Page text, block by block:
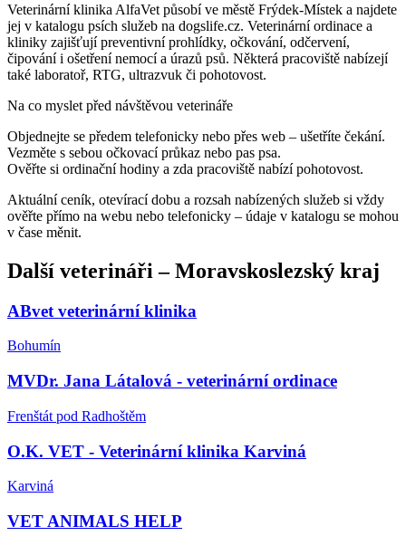
Veterinární klinika AlfaVet působí ve městě Frýdek-Místek a najdete
jej v katalogu psích služeb na dogslife.cz. Veterinární ordinace a
kliniky zajišťují preventivní prohlídky, očkování, odčervení,
čipování i ošetření nemocí a úrazů psů. Některá pracoviště nabízejí
také laboratoř, RTG, ultrazvuk či pohotovost.
Na co myslet před návštěvou veterináře
Objednejte se předem telefonicky nebo přes web – ušetříte čekání.
Vezměte s sebou očkovací průkaz nebo pas psa.
Ověřte si ordinační hodiny a zda pracoviště nabízí pohotovost.
Aktuální ceník, otevírací dobu a rozsah nabízených služeb si vždy
ověřte přímo na webu nebo telefonicky – údaje v katalogu se mohou
v čase měnit.
Další veterináři –Moravskoslezský kraj
ABvet veterinární klinika
Bohumín
MVDr. Jana Látalová - veterinární ordinace
Frenštát pod Radhoštěm
O.K. VET - Veterinární klinika Karviná
Karviná
VET ANIMALS HELP